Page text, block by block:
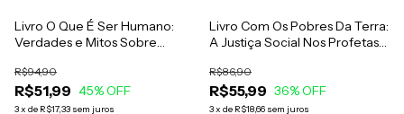
Livro O Que É Ser Humano:
Verdades e Mitos Sobre
R$51,99
R$94,90
45% OFF
3x de R$17,33 sem juros
Livro Com Os Pobres Da Terra:
A Justiça Social Nos Profetas
R$55,99
R$86,90
36% OFF
3x de R$18,66 sem juros